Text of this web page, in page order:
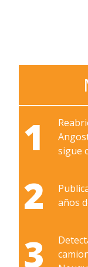
1
sigue
2
años
3